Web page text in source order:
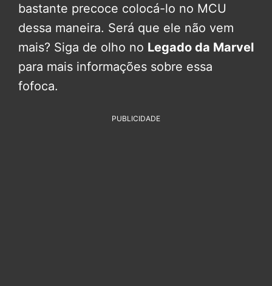
bastante precoce colocá-lo no MCU
dessa maneira. Será que ele não vem
mais? Siga de olho no Legado da Marvel
para mais informações sobre essa
fofoca.
PUBLICIDADE